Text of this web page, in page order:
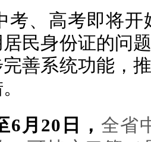
考、高考即将
民身份证的问
善系统功能，
6月20日， 全省